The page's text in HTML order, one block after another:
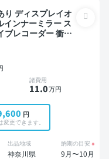
インナーミラー ス
ブレコーダー 衝突
諸費用
11.0万円
円
変更できます。
出品地域
神奈川県
納期の目安 ※
9月〜10月